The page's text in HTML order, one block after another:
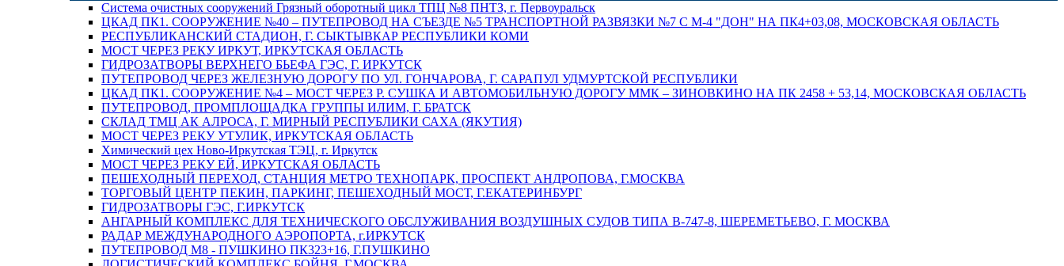
Система очистных сооружений Грязный оборотный цикл ТПЦ №8 ПНТЗ, г. Первоуральск
ЦКАД ПК1. СООРУЖЕНИЕ №40 – ПУТЕПРОВОД НА СЪЕЗДЕ №5 ТРАНСПОРТНОЙ РАЗВЯЗКИ №7 С М-4 "ДОН" НА ПК4+03,08, МОСКОВСКАЯ ОБЛАСТЬ
РЕСПУБЛИКАНСКИЙ СТАДИОН, Г. СЫКТЫВКАР РЕСПУБЛИКИ КОМИ
МОСТ ЧЕРЕЗ РЕКУ ИРКУТ, ИРКУТСКАЯ ОБЛАСТЬ
ГИДРОЗАТВОРЫ ВЕРХНЕГО БЬЕФА ГЭС, Г. ИРКУТСК
ПУТЕПРОВОД ЧЕРЕЗ ЖЕЛЕЗНУЮ ДОРОГУ ПО УЛ. ГОНЧАРОВА, Г. САРАПУЛ УДМУРТСКОЙ РЕСПУБЛИКИ
ЦКАД ПК1. СООРУЖЕНИЕ №4 – МОСТ ЧЕРЕЗ Р. СУШКА И АВТОМОБИЛЬНУЮ ДОРОГУ ММК – ЗИНОВКИНО НА ПК 2458 + 53,14, МОСКОВСКАЯ ОБЛАСТЬ
ПУТЕПРОВОД, ПРОМПЛОЩАДКА ГРУППЫ ИЛИМ, Г. БРАТСК
СКЛАД ТМЦ АК АЛРОСА, Г. МИРНЫЙ РЕСПУБЛИКИ САХА (ЯКУТИЯ)
МОСТ ЧЕРЕЗ РЕКУ УТУЛИК, ИРКУТСКАЯ ОБЛАСТЬ
Химический цех Ново-Иркутская ТЭЦ, г. Иркутск
МОСТ ЧЕРЕЗ РЕКУ ЕЙ, ИРКУТСКАЯ ОБЛАСТЬ
ПЕШЕХОДНЫЙ ПЕРЕХОД, СТАНЦИЯ МЕТРО ТЕХНОПАРК, ПРОСПЕКТ АНДРОПОВА, Г.МОСКВА
ТОРГОВЫЙ ЦЕНТР ПЕКИН, ПАРКИНГ, ПЕШЕХОДНЫЙ МОСТ, Г.ЕКАТЕРИНБУРГ
ГИДРОЗАТВОРЫ ГЭС, Г.ИРКУТСК
АНГАРНЫЙ КОМПЛЕКС ДЛЯ ТЕХНИЧЕСКОГО ОБСЛУЖИВАНИЯ ВОЗДУШНЫХ СУДОВ ТИПА В-747-8, ШЕРЕМЕТЬЕВО, Г. МОСКВА
РАДАР МЕЖДУНАРОДНОГО АЭРОПОРТА, г.ИРКУТСК
ПУТЕПРОВОД М8 - ПУШКИНО ПК323+16, Г.ПУШКИНО